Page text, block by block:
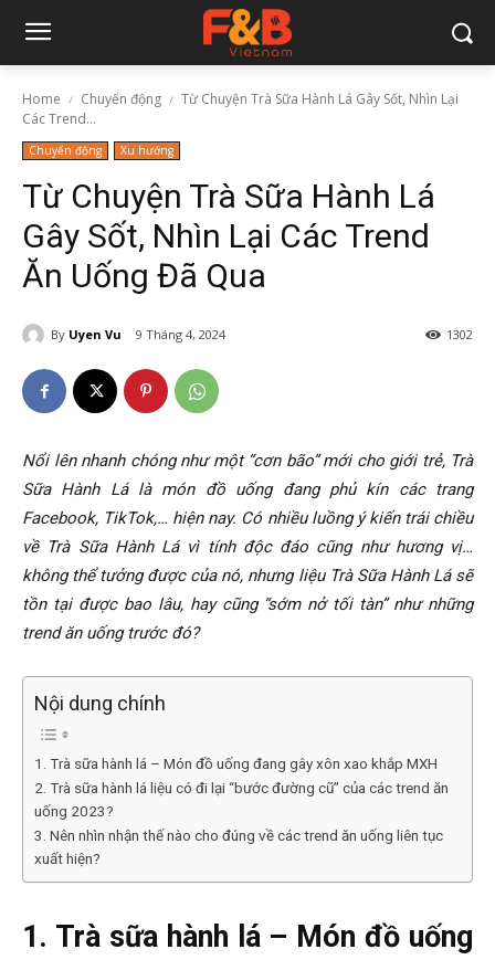
Home Chuyển động
Từ Chuyện Trà Sữa Hành Lá Gây Sốt, Nhìn Lại
Các Trend...
Chuyển động Xu hướng
Từ Chuyện Trà Sữa Hành Lá
Gây Sốt, Nhìn Lại Các Trend
Ăn Uống Đã Qua
By Uyen Vu 9 Tháng 4, 2024 1302
Nổi lên nhanh chóng như một “cơn bão” mới cho giới trẻ, Trà
Sữa Hành Lá là món đồ uống đang phủ kín các trang
Facebook, TikTok,… hiện nay. Có nhiều luồng ý kiến trái chiều
về Trà Sữa Hành Lá vì tính độc đáo cũng như hương vị…
không thể tưởng được của nó, nhưng liệu Trà Sữa Hành Lá sẽ
tồn tại được bao lâu, hay cũng “sớm nở tối tàn” như những
trend ăn uống trước đó?
Nội dung chính
1. Trà sữa hành lá – Món đồ uống đang gây xôn xao khắp MXH
2. Trà sữa hành lá liệu có đi lại “bước đường cũ” của các trend ăn
uống 2023?
3. Nên nhìn nhận thế nào cho đúng về các trend ăn uống liên tục
xuất hiện?
1. Trà sữa hành lá – Món đồ uống